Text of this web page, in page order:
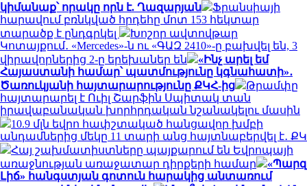
կիմանաք՝ որակը որն է. Ղազարյան
Ֆրանսիայի
հարավում բռնկված հրդեհը մոտ 153 հեկտար
տարածք է ընդգրկել
Խոշոր ավտովթար
Կոտայքում․ «Mercedes»-ն ու «ԳԱԶ 2410»-ը բախվել են, 3
վիրավորներից 2-ը երեխաներ են
«Ինչ արել եմ
Հայաստանի համար՝ պատմությունը կգնահատի»․
Ծառուկյանի հայտարարությունը ՔԿՀ-ից
Թրամփը
հայտարարել է Ուիլ Շարֆին Սպիտակ տան
իրավաբանական խորհրդական նշանակելու մասին
10.9 մլն եվրո հափշտակած հանցավոր խմբի
անդամներից մեկը 11 տարի անց հայտնաբերվել է․ ՔԿ
Հայ շախմատիստները պայքարում են Եվրոպայի
առաջնության առաջատար դիրքերի համար
«Պարզ
Լիճ» հանգստյան գոտուն հարակից անտառում